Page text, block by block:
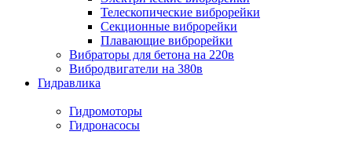
Телескопические виброрейки
Секционные виброрейки
Плавающие виброрейки
Вибраторы для бетона на 220в
Вибродвигатели на 380в
Гидравлика
Гидромоторы
Гидронасосы